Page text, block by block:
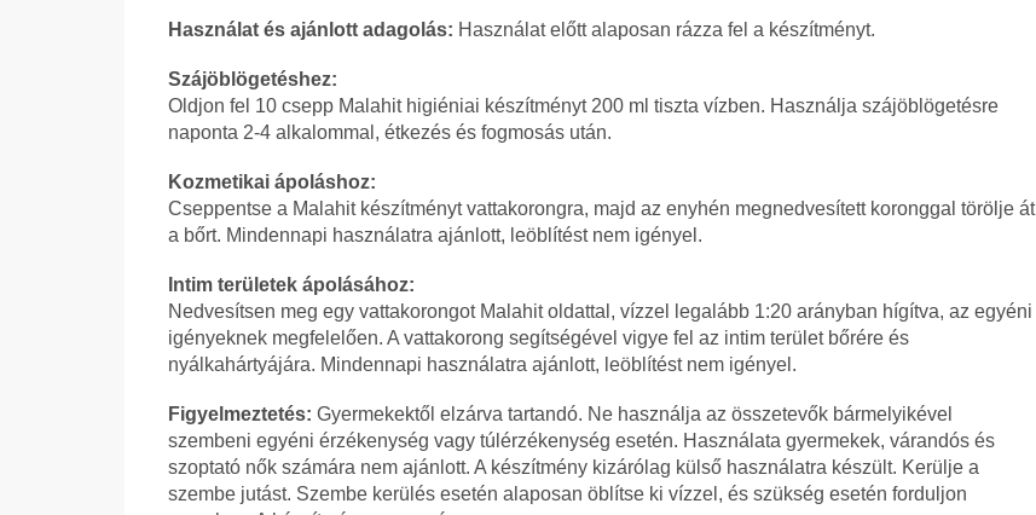
Használat és ajánlott adagolás: Használat előtt alaposan rázza fel a készítményt.
Szájöblögetéshez:
Oldjon fel 10 csepp Malahit higiéniai készítményt 200 ml tiszta vízben. Használja szájöblögetésre
naponta 2-4 alkalommal, étkezés és fogmosás után.
Kozmetikai ápoláshoz:
Cseppentse a Malahit készítményt vattakorongra, majd az enyhén megnedvesített koronggal törölje át
a bőrt. Mindennapi használatra ajánlott, leöblítést nem igényel.
Intim területek ápolásához:
Nedvesítsen meg egy vattakorongot Malahit oldattal, vízzel legalább 1:20 arányban hígítva, az egyéni
igényeknek megfelelően. A vattakorong segítségével vigye fel az intim terület bőrére és
nyálkahártyájára. Mindennapi használatra ajánlott, leöblítést nem igényel.
Figyelmeztetés: Gyermekektől elzárva tartandó. Ne használja az összetevők bármelyikével
szembeni egyéni érzékenység vagy túlérzékenység esetén. Használata gyermekek, várandós és
szoptató nők számára nem ajánlott. A készítmény kizárólag külső használatra készült. Kerülje a
szembe jutást. Szembe kerülés esetén alaposan öblítse ki vízzel, és szükség esetén forduljon